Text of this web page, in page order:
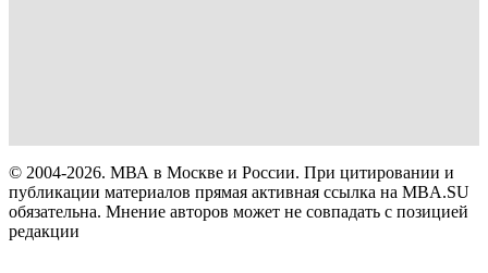
© 2004-2026. МВА в Москве и России. При цитировании и
публикации материалов прямая активная ссылка на MBA.SU
обязательна. Мнение авторов может не совпадать с позицией
редакции